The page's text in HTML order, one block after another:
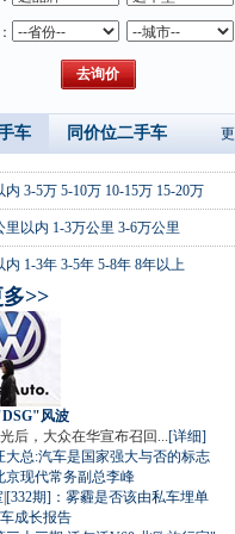
车 同价位二手车
内 3-5万 5-10万 10-15万 15-20万
里以内 1-3万公里 3-6万公里
内 1-3年 3-5年 5-8年 8年以上
>>
风波
后，大众在华宣布召回... [详细]
大总:汽车是国家强大与否的标志
京现代常务副总李峰
|[332期]：雾霾是否该由私车埋单
成长报告